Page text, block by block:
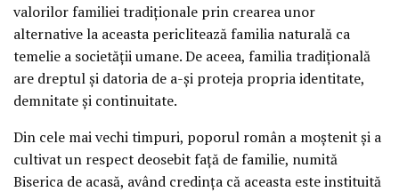
valorilor familiei tradiţionale prin crearea unor
alternative la aceasta periclitează familia naturală ca
temelie a societăţii umane. De aceea, familia tradiţională
are dreptul şi datoria de a-şi proteja propria identitate,
demnitate şi continuitate.
Din cele mai vechi timpuri, poporul român a moştenit şi a
cultivat un respect deosebit faţă de familie, numită
Biserica de acasă, având credinţa că aceasta este instituită